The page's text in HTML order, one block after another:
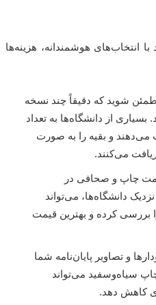
هوشمندانه، هزینه‌ها
که دقیقاً چند نسخه
از دانشگاه‌ها به تعداد
و بقیه را به صورت
و صحافی در
دانشگاه‌ها، می‌تواند
کرده و بهترین قیمت
و تصاویر پایان‌نامه شما
می‌تواند
دهد.